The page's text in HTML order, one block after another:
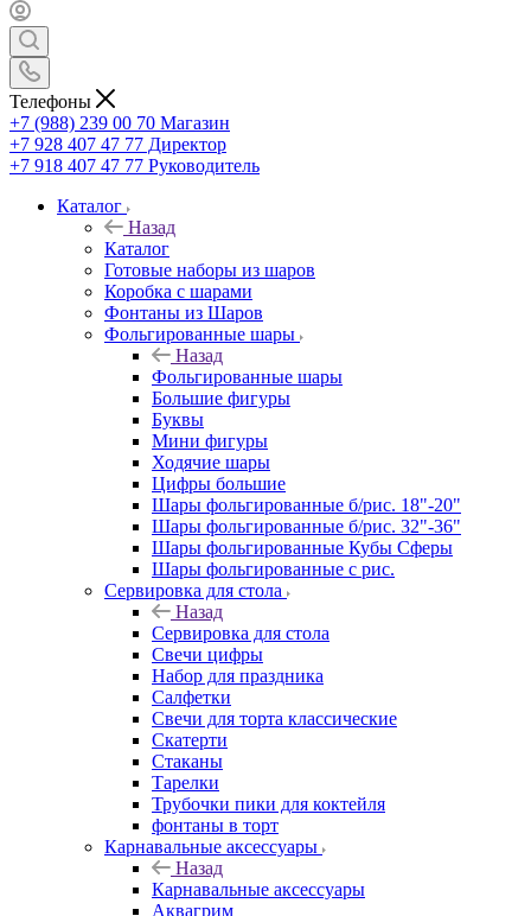
Телефоны
+7 (988) 239 00 70 Магазин
+7 928 407 47 77 Директор
+7 918 407 47 77 Руководитель
Каталог
Назад
Каталог
Готовые наборы из шаров
Коробка с шарами
Фонтаны из Шаров
Фольгированные шары
Назад
Фольгированные шары
Большие фигуры
Буквы
Мини фигуры
Ходячие шары
Цифры большие
Шары фольгированные б/рис. 18"-20"
Шары фольгированные б/рис. 32"-36"
Шары фольгированные Кубы Сферы
Шары фольгированные с рис.
Сервировка для стола
Назад
Сервировка для стола
Свечи цифры
Набор для праздника
Салфетки
Свечи для торта классические
Скатерти
Стаканы
Тарелки
Трубочки пики для коктейля
фонтаны в торт
Карнавальные аксессуары
Назад
Карнавальные аксессуары
Аквагрим